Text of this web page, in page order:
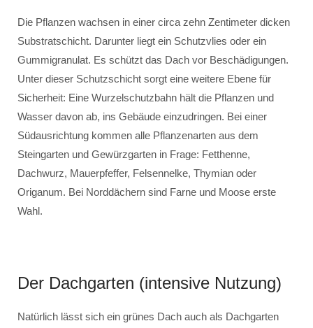
Die Pflanzen wachsen in einer circa zehn Zentimeter dicken
Substratschicht. Darunter liegt ein Schutzvlies oder ein
Gummigranulat. Es schützt das Dach vor Beschädigungen.
Unter dieser Schutzschicht sorgt eine weitere Ebene für
Sicherheit: Eine Wurzelschutzbahn hält die Pflanzen und
Wasser davon ab, ins Gebäude einzudringen. Bei einer
Südausrichtung kommen alle Pflanzenarten aus dem
Steingarten und Gewürzgarten in Frage: Fetthenne,
Dachwurz, Mauerpfeffer, Felsennelke, Thymian oder
Origanum. Bei Norddächern sind Farne und Moose erste
Wahl.
Der Dachgarten (intensive Nutzung)
Natürlich lässt sich ein grünes Dach auch als Dachgarten